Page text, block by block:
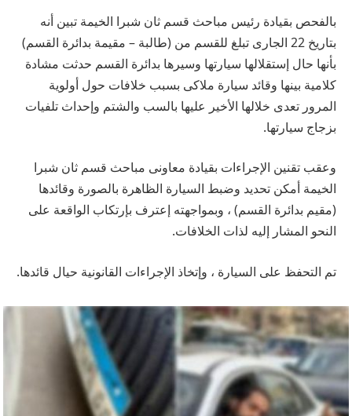
بالفحص بقيادة رئيس مباحث قسم ثان شبرا الخيمة تبين أنه
بتاريخ 22 الجارى تبلغ للقسم من (طالبة – مقيمة بدائرة القسم)
بأنها حال إستقلالها سيارتها وسيرها بدائرة القسم حدثت مشادة
كلامية بينها وقائد سيارة ملاكى بسبب خلافات حول أولوية
المرور تعدى خلالها الأخير عليها بالسب والشتم وإحداث تلفيات
بزجاج سيارتها.
وعقب تقنين الإجراءات بقيادة معاونى مباحث قسم ثان شبرا
الخيمة أمكن تحديد وضبط السيارة الظاهرة بالصورة وقائدها
(مقيم بدائرة القسم) ، وبمواجهته إعترف بإرتكاب الواقعة على
النحو المشار إليه لذات الخلافات.
تم التحفظ على السيارة ، وإتخاذ الإجراءات القانونية حيال قائدها.